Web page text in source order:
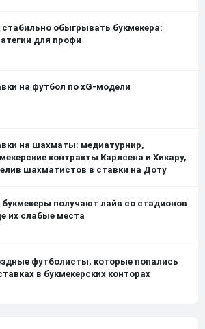
стабильно обыгрывать букмекера:
для профи
на футбол по xG-модели
на шахматы: медиатурнир,
контракты Карлсена и Хикару,
шахматистов в ставки на Доту
букмекеры получают лайв со стадионов
их слабые места
футболисты, которые попались
в букмекерских конторах